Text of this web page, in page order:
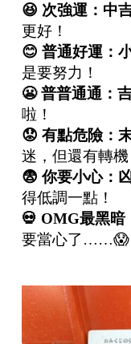
😆 次強運：中
更好！
😊 普通好運：
是要努力！
😬 普普通通：吉
啦！
😟 有點危險：
迷，但還有轉機
😨 你要小心：
得低調一點！
💀 OMG最黑暗
要當心了……😱